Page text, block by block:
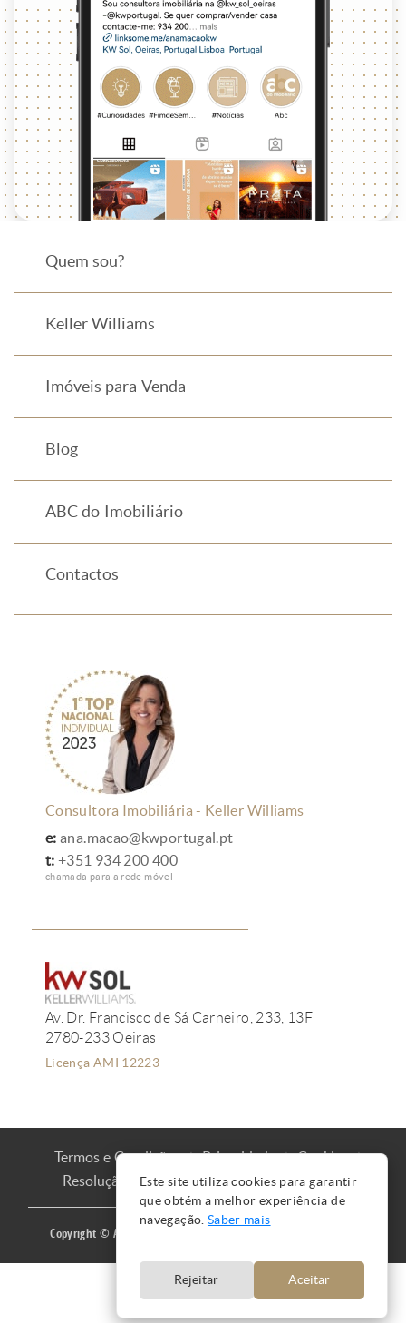
Quem sou?
Keller Williams
Imóveis para Venda
Blog
ABC do Imobiliário
Contactos
Consultora Imobiliária - Keller Williams
e: ana.macao@kwportugal.pt
t: +351 934 200 400
chamada para a rede móvel
Av. Dr. Francisco de Sá Carneiro, 233, 13F
2780-233 Oeiras
Licença AMI 12223
Copyright © Ana Mação 2016 |
Termos e Condições Privacidade
Cookies
Resolução de Litígios
Livro de Reclamações
Este site utiliza cookies para garantir
que obtém a melhor experiência de
navegação. Saber mais
Rejeitar Aceitar